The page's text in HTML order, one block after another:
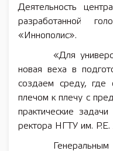
Деятельность
разработанной
«Иннополис».
«Для
новая веха в
создаем среду, где
плечом к плечу с
практические
ректора НГТУ им. Р.Е.